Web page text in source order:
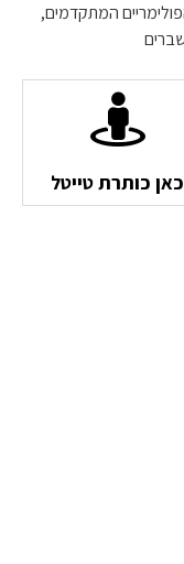
המתקדמים,
כאן כותרת טייטל